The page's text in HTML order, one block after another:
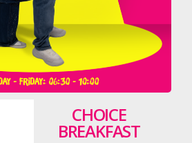
CHOICE
BREAKFAST